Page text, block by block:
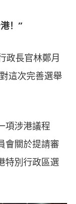
！”
長官林鄭月
這次完善選舉
涉港議程
關於提請審
特別行政區選